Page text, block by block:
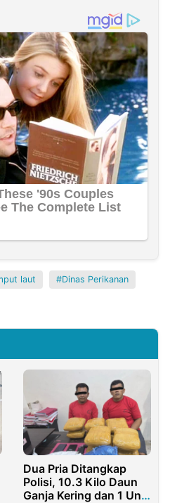
laut Dinas Perikanan
Dua Pria Ditangkap
Polisi, 10.3 Kilo Daun
Ganja Kering dan 1 Unit